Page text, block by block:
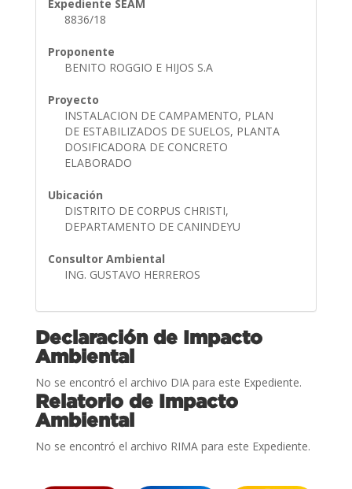
Expediente SEAM
8836/18
Proponente
BENITO ROGGIO E HIJOS S.A
Proyecto
INSTALACION DE CAMPAMENTO, PLAN
DE ESTABILIZADOS DE SUELOS, PLANTA
DOSIFICADORA DE CONCRETO
ELABORADO
Ubicación
DISTRITO DE CORPUS CHRISTI,
DEPARTAMENTO DE CANINDEYU
Consultor Ambiental
ING. GUSTAVO HERREROS
Declaración de Impacto
Ambiental
No se encontró el archivo DIA para este Expediente.
Relatorio de Impacto
Ambiental
No se encontró el archivo RIMA para este Expediente.